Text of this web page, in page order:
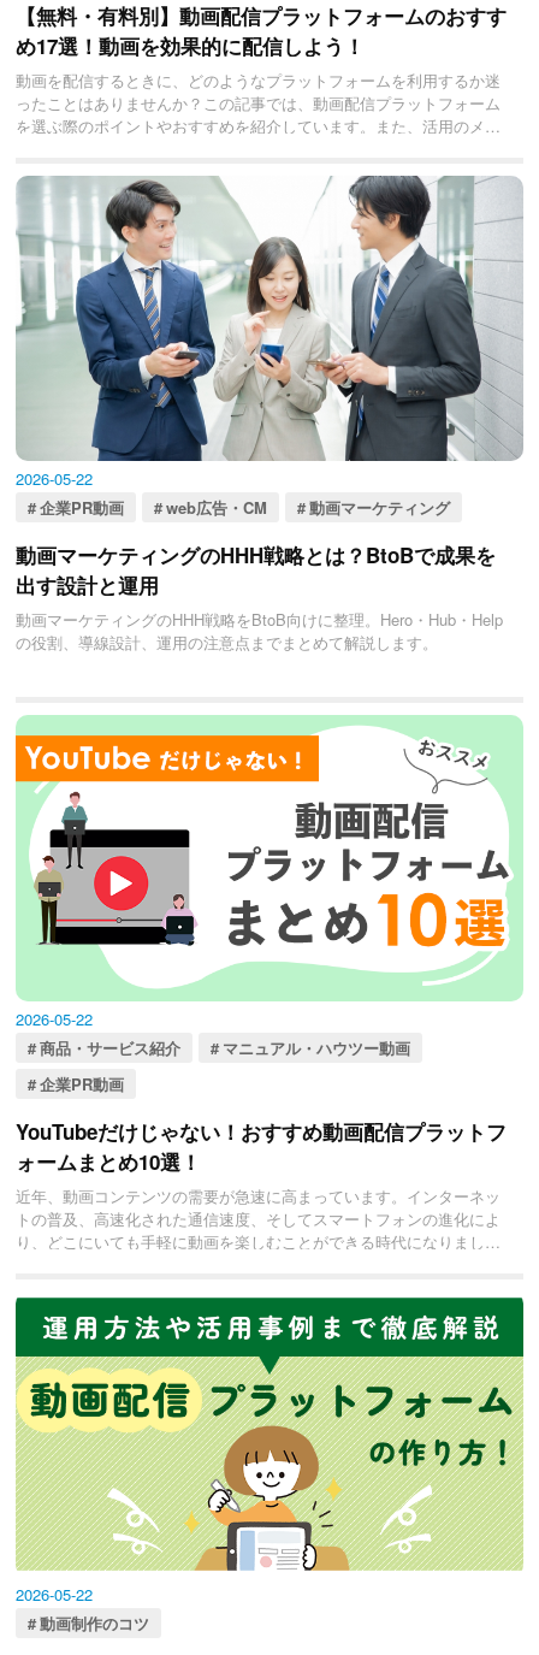
【無料・有料別】動画配信プラットフォームのおすす
め17選！動画を効果的に配信しよう！
動画を配信するときに、どのようなプラットフォームを利用するか迷
ったことはありませんか？この記事では、動画配信プラットフォーム
を選ぶ際のポイントやおすすめを紹介しています。また、活用のメリ
に迷っている人は必見です。
2026-05-22
企業PR動画
web広告・CM 動画マーケティング
動画マーケティングのHHH戦略とは？BtoBで成果を
出す設計と運用
動画マーケティングのHHH戦略をBtoB向けに整理。Hero・Hub・Help
の役割、導線設計、運用の注意点までまとめて解説します。
2026-05-22
商品・サービス紹介
マニュアル・ハウツー動画
企業PR動画
YouTubeだけじゃない！おすすめ動画配信プラットフ
ォームまとめ10選！
近年、動画コンテンツの需要が急速に高まっています。インターネッ
トの普及、高速化された通信速度、そしてスマートフォンの進化によ
り、どこにいても手軽に動画を楽しむことができる時代になりまし
こでの問題は、どのプラットフォームが最も自分のニーズに合ったも
のなのか、ということ。プロフェッショナル向けに特化していたり、
エンターテインメントや趣味を中心としたコンテンツが豊富であった
り、結局自分にはどれが適しているのかわかりにくいですよね。そこ
で本記事では、数ある動画配信プラットフォームの中から「おすす
め」のサービスをピックアップし、その特徴や魅力を詳しく解説して
いきますのでぜひ最後までご覧ください。
2026-05-22
動画制作のコツ